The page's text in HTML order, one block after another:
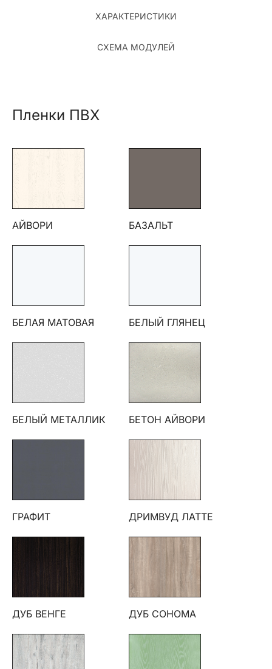
ХАРАКТЕРИСТИКИ
СХЕМА МОДУЛЕЙ
Пленки ПВХ
АЙВОРИ БАЗАЛЬТ
БЕЛАЯ МАТОВАЯ БЕЛЫЙ ГЛЯНЕЦ
БЕЛЫЙ МЕТАЛЛИК БЕТОН АЙВОРИ
ГРАФИТ ДРИМВУД ЛАТТЕ
ДУБ ВЕНГЕ ДУБ СОНОМА